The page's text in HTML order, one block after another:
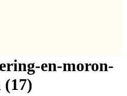
en-moron-